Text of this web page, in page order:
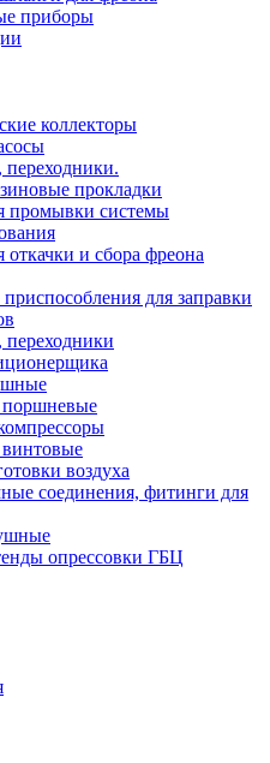
приборы
коллекторы
прокладки
промывки системы
откачки и сбора фреона
для заправки
воздуха
соединения, фитинги для
опрессовки ГБЦ